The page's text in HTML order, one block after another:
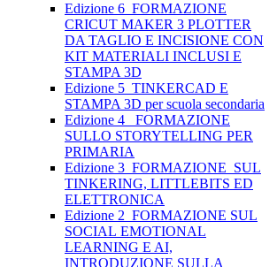
Edizione 6_FORMAZIONE
CRICUT MAKER 3 PLOTTER
DA TAGLIO E INCISIONE CON
KIT MATERIALI INCLUSI E
STAMPA 3D
Edizione 5_TINKERCAD E
STAMPA 3D per scuola secondaria
Edizione 4_ FORMAZIONE
SULLO STORYTELLING PER
PRIMARIA
Edizione 3_FORMAZIONE SUL
TINKERING, LITTLEBITS ED
ELETTRONICA
Edizione 2_FORMAZIONE SUL
SOCIAL EMOTIONAL
LEARNING E AI,
INTRODUZIONE SULLA